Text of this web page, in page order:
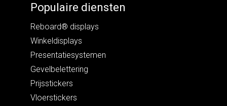
Populaire diensten
Reboard® displays
Winkeldisplays
Presentatiesystemen
Gevelbelettering
Prijsstickers
Vloerstickers